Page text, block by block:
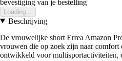
bevestiging van je bestelling
Loading...
Beschrijving
De vrouwelijke short Errea Amazon
vrouwen die op zoek zijn naar comfort
ontwikkeld voor multisportactiviteiten,